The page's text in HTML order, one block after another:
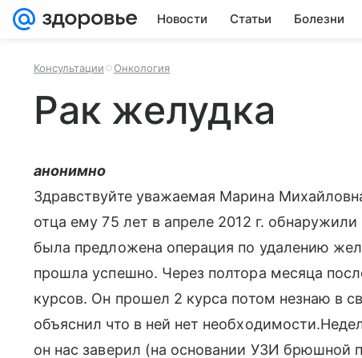
Новости Статьи Болезни
Консультации Онкология
Рак желудка
анонимно
Здравствуйте уважаемая Марина
отца ему 75 лет в апреле 2012 г.
была предложена операция по удалению
прошла успешно. Через полтора месяца
курсов. Он прошел 2 курса потом незнаю в
объяснил что в ней нет
он нас заверил (на основании УЗИ брюшной